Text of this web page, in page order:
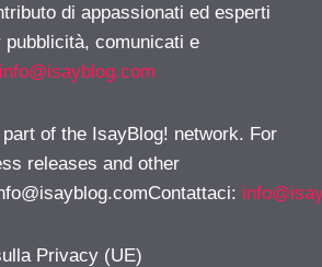
di appassionati ed esperti
comunicati e
info@isayblog.com
of the IsayBlog! network. For
releases and other
:
Privacy (UE)